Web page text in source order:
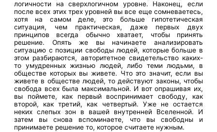
логичности на сверхлогичном уровне. Наконец, если
после всех этих трех уровней вы все еще сомневаетесь,
хотя на самом деле, это больше гипотетическая
ситуация, чем практическая, даже первых двух
принципов всегда обычно хватает, чтобы принять
решение. Опять же вы начинаете анализировать
ситуацию с позиции свободы людей, которые больше в
этом разбираются, авторитетное свидетельство каких-
то умудренных жизнью людей, либо теми людьми, в
обществе которых вы живете. Что это значит, если вы
живете в обществе людей, то действуют законы, чтобы
свобода всех была максимальной. И вот опрашивая их,
вы поймете, как первый воспринимает свободу, как
второй, как третий, как четвертый. Уже не остается
неких слепых зон в вашей внутренней Вселенной. И
затем вы снова вспоминаете, что вы свободны и
принимаете решение то, которое считаете нужным.